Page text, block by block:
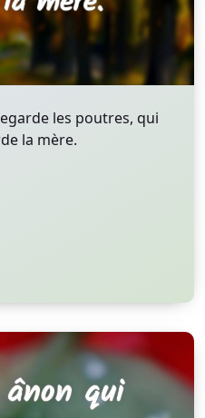
les poutres, qui
la mère.